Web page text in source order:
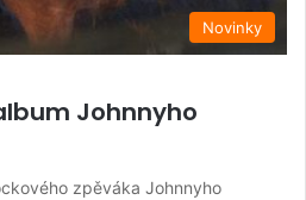
Novinky
Johnnyho
zpěváka Johnnyho